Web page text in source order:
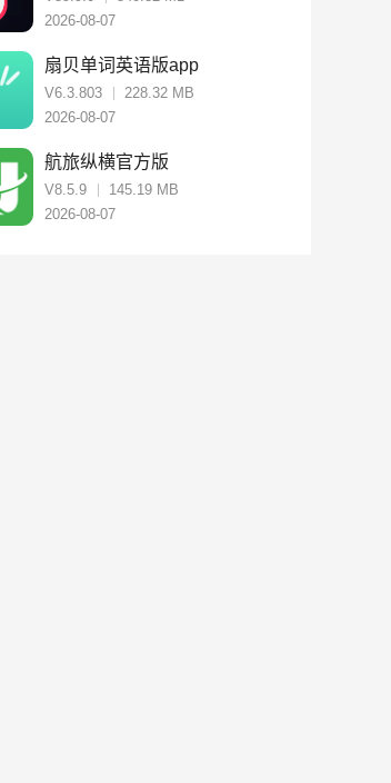
2026-08-07
扇贝单词英语版app
V6.3.803
228.32 MB
2026-08-07
航旅纵横官方版
V8.5.9
145.19 MB
2026-08-07